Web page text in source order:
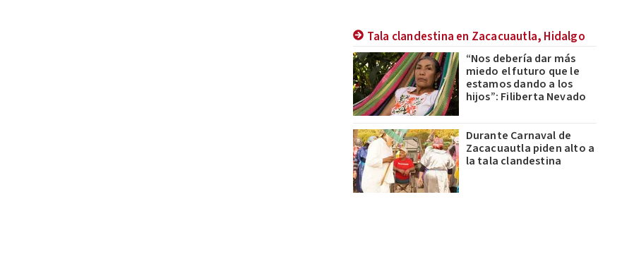
Tala clandestina en Zacacuautla, Hidalgo
“Nos debería dar más
miedo el futuro que le
estamos dando a los
hijos”: Filiberta Nevado
Durante Carnaval de
Zacacuautla piden alto a
la tala clandestina